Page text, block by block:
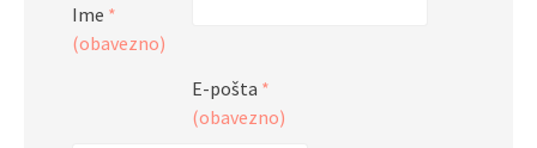
Ime *
(obavezno)
E-pošta *
(obavezno)